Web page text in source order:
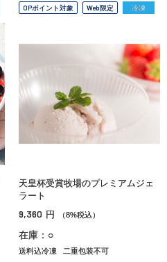
OPポイント対象 Web限定 冷凍
天皇杯受賞牧場のプレミアムジェ
ラート
9,360 円 （8%税込）
在庫：○
送料込冷凍 二重包装不可